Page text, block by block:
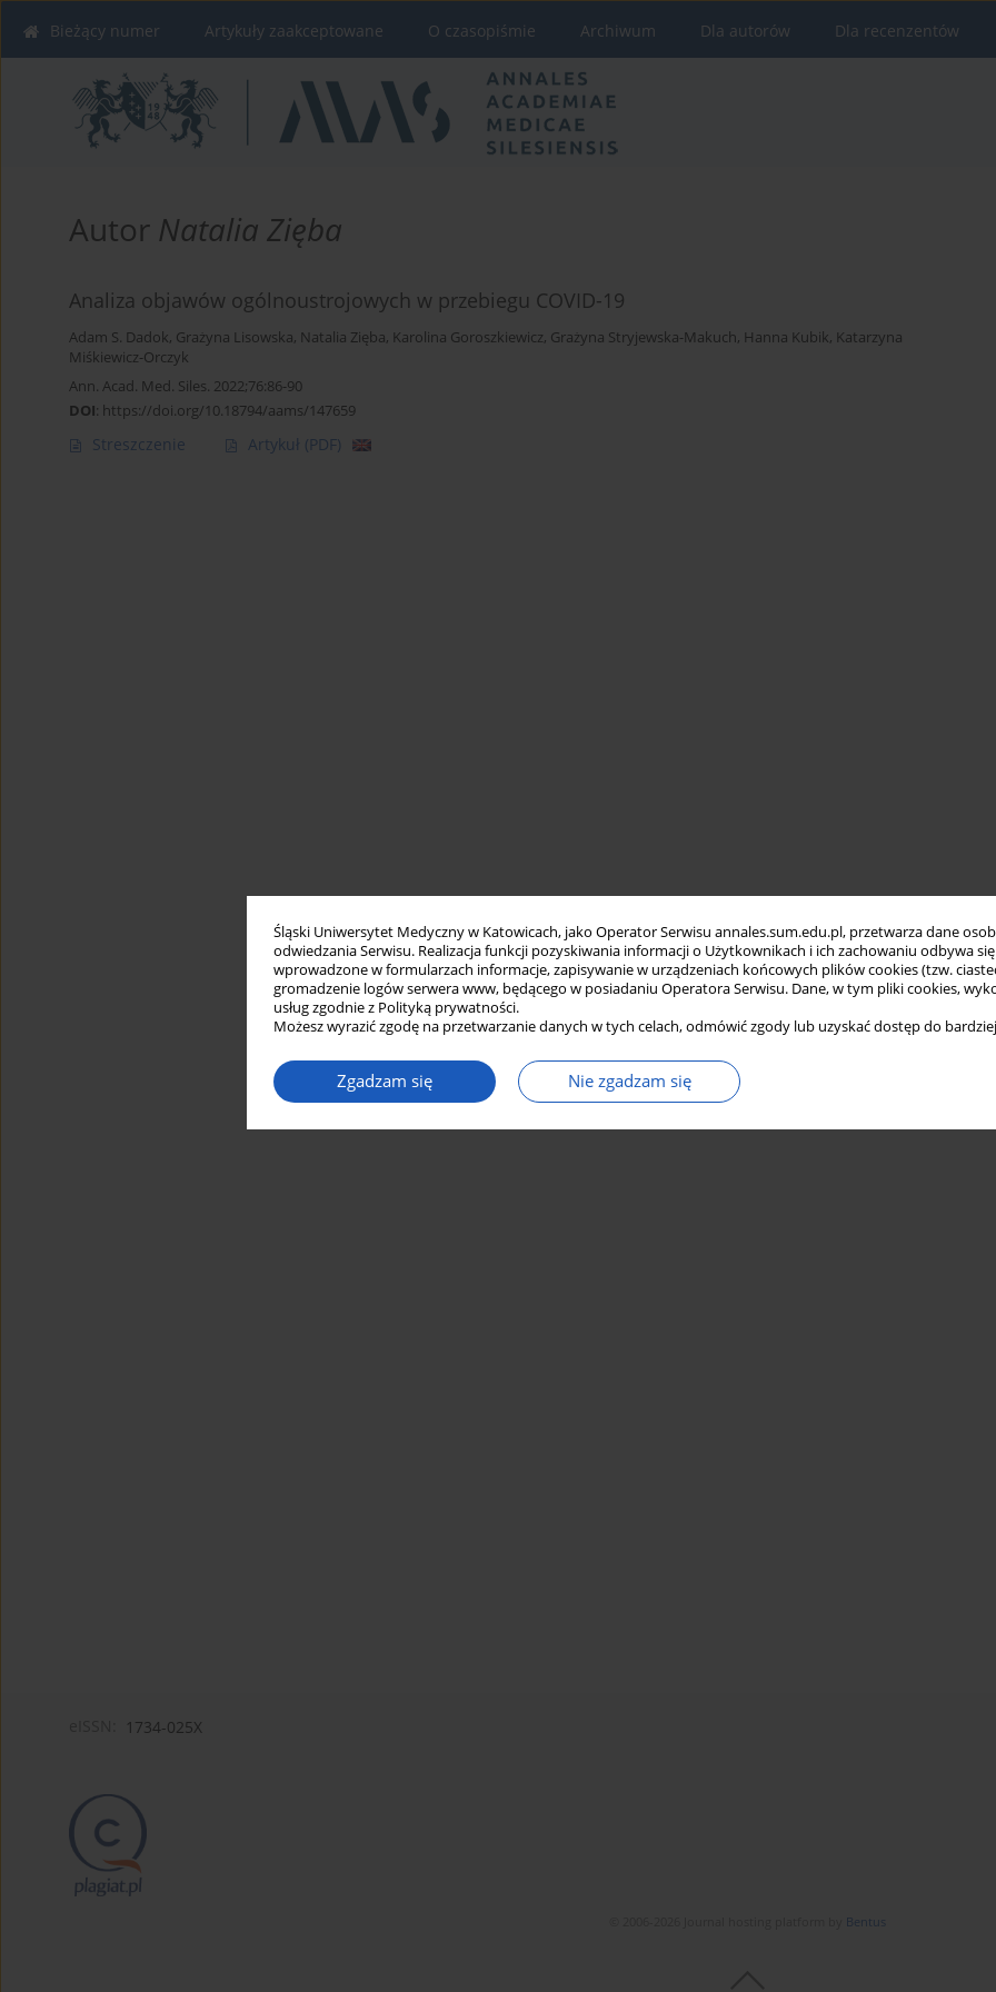
Śląski Uniwersytet Medyczny w Katowicach, jako Operator Serwisu annales.sum.edu.pl, przetwarza dane
odwiedzania Serwisu. Realizacja funkcji pozyskiwania informacji o Użytkownikach i ich zachowaniu odbywa
wprowadzone w formularzach informacje, zapisywanie w urządzeniach końcowych plików cookies (tzw.
gromadzenie logów serwera www, będącego w posiadaniu Operatora Serwisu. Dane, w tym pliki cookies,
usług zgodnie z Polityką prywatności.
Możesz wyrazić zgodę na przetwarzanie danych w tych celach, odmówić zgody lub uzyskać dostęp do
Zgadzam się Nie zgadzam się
Bieżący numer Artykuły zaakceptowane O czasopiśmie Archiwum Dla autorów Dla recenzentów
Autor Natalia Zięba
Analiza objawów ogólnoustrojowych w przebiegu COVID-19
Adam S. Dadok, Grażyna Lisowska, Natalia Zięba, Karolina Goroszkiewicz, Grażyna Stryjewska-Makuch, Hanna Kubik, Katarzyna
Miśkiewicz-Orczyk
Ann. Acad. Med. Siles. 2022;76:86-90
DOI: https://doi.org/10.18794/aams/147659
Streszczenie Artykuł (PDF)
1734-025X
Bentus